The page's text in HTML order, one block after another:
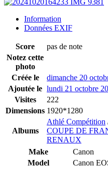
Information
Données EXIF
Score
pas de note
Notez cette
photo
Créée le
dimanche 20
Ajoutée le lundi 21 octobre
Visites
222
Dimensions 1920*1280
Albums
Athlé Compétition
COUPE DE
RENAUX
Make
Canon
Model
Canon